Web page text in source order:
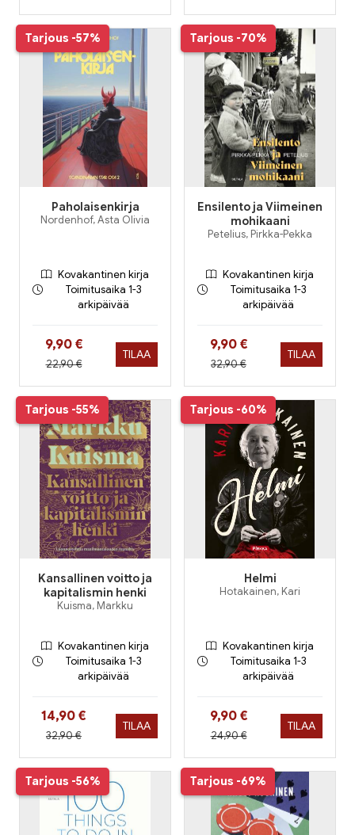
Tarjous -57%
Paholaisenkirja
Nordenhof, Asta Olivia
Kovakantinen kirja
Toimitusaika 1-3
arkipäivää
Hinta nyt
9,90 €
Hinta aiemmin
22,90 €
TILAA
Tarjous -70%
Ensilento ja Viimeinen
mohikaani
Petelius, Pirkka-Pekka
Kovakantinen kirja
Toimitusaika 1-3
arkipäivää
Hinta nyt
9,90 €
Hinta aiemmin
32,90 €
TILAA
Tarjous -55%
Kansallinen voitto ja
kapitalismin henki
Kuisma, Markku
Kovakantinen kirja
Toimitusaika 1-3
arkipäivää
Hinta nyt
14,90 €
Hinta aiemmin
32,90 €
TILAA
Tarjous -60%
Helmi
Hotakainen, Kari
Kovakantinen kirja
Toimitusaika 1-3
arkipäivää
Hinta nyt
9,90 €
Hinta aiemmin
24,90 €
TILAA
Tarjous -56% Tarjous -69%